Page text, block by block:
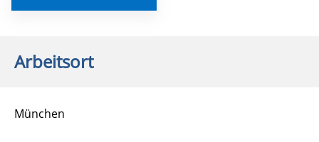
Arbeitsort
München